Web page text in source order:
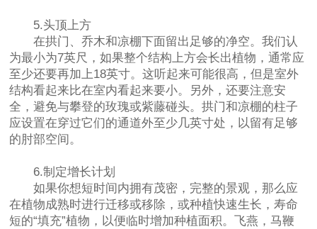
5.头顶上方
在拱门、乔木和凉棚下面留出足够的净空。我们认
为最小为7英尺，如果整个结构上方会长出植物，通常应
至少还要再加上18英寸。这听起来可能很高，但是室外
结构看起来比在室内看起来要小。另外，还要注意安
全，避免与攀登的玫瑰或紫藤碰头。拱门和凉棚的柱子
应设置在穿过它们的通道外至少几英寸处，以留有足够
的肘部空间。
6.制定增长计划
如果你想短时间内拥有茂密，完整的景观，那么应
在植物成熟时进行迁移或移除，或种植快速生长，寿命
短的“填充”植物，以便临时增加种植面积。飞燕，马鞭